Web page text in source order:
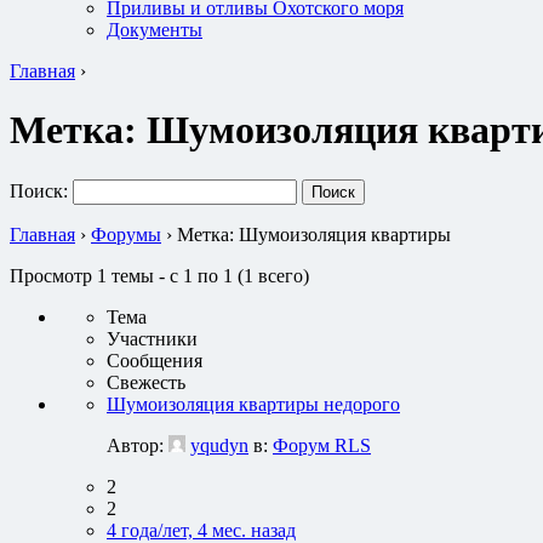
Приливы и отливы Охотского моря
Документы
Главная ›
Метка: Шумоизоляция
Поиск:
Главная › Форумы › Метка: Шумоизоляция квартиры
Просмотр 1 темы - с 1 по 1 (1 всего)
Тема
Участники
Сообщения
Свежесть
Шумоизоляция квартиры недорого
Автор:
yqudyn в: Форум RLS
2
2
4 года/лет, 4 мес. назад